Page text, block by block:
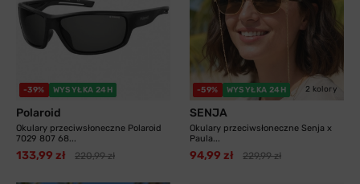
-39% WYSYŁKA 24H
Polaroid
Okulary przeciwsłoneczne Polaroid
7029 807 68...
133,99 zł 220,99 zł
-59% WYSYŁKA 24H 2 kolory
SENJA
Okulary przeciwsłoneczne Senja x
Paula...
94,99 zł 229,99 zł